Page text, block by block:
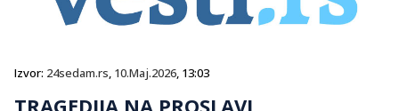
Izvor: 24sedam.rs, 10.Maj.2026, 13:03
TRAGEDIJA NA PROSLAVI